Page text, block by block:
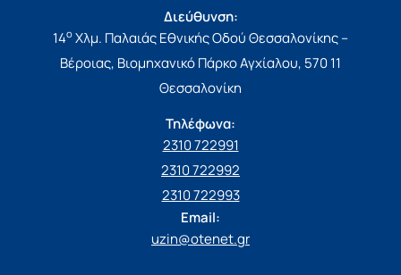
Διεύθυνση:
14ο Χλμ. Παλαιάς Εθνικής Οδού Θεσσαλονίκης –
Βέροιας, Βιομηχανικό Πάρκο Αγχίαλου, 570 11
Θεσσαλονίκη
Τηλέφωνα:
2310 722991
2310 722992
2310 722993
Email:
uzin@otenet.gr